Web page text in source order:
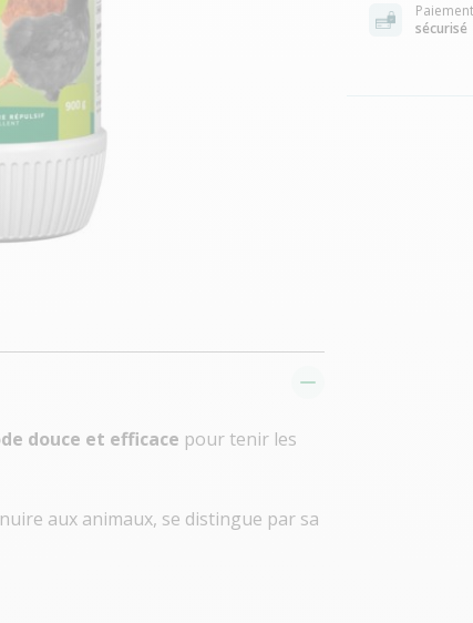
Paiement
sécurisé
douce et efficace pour tenir les
aux animaux, se distingue par sa